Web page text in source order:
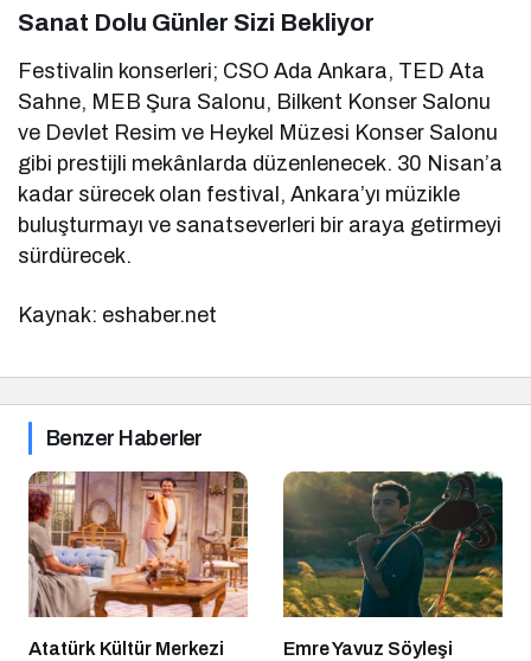
Sanat Dolu Günler Sizi Bekliyor
Festivalin konserleri; CSO Ada Ankara, TED Ata
Sahne, MEB Şura Salonu, Bilkent Konser Salonu
ve Devlet Resim ve Heykel Müzesi Konser Salonu
gibi prestijli mekânlarda düzenlenecek. 30 Nisan’a
kadar sürecek olan festival, Ankara’yı müzikle
buluşturmayı ve sanatseverleri bir araya getirmeyi
sürdürecek.
Kaynak: eshaber.net
Benzer Haberler
Atatürk Kültür Merkezi
Emre Yavuz Söyleşi